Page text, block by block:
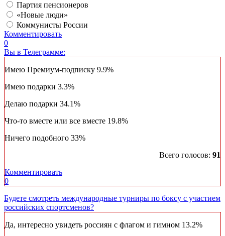
Партия пенсионеров
«Новые люди»
Коммунисты России
Комментировать
0
Вы в Телеграмме:
Имею Премиум-подписку 9.9%
Имею подарки 3.3%
Делаю подарки 34.1%
Что-то вместе или все вместе 19.8%
Ничего подобного 33%
Всего голосов: 91
Комментировать
0
Будете смотреть международные турниры по боксу с участием
российских спортсменов?
Да, интересно увидеть россиян с флагом и гимном 13.2%